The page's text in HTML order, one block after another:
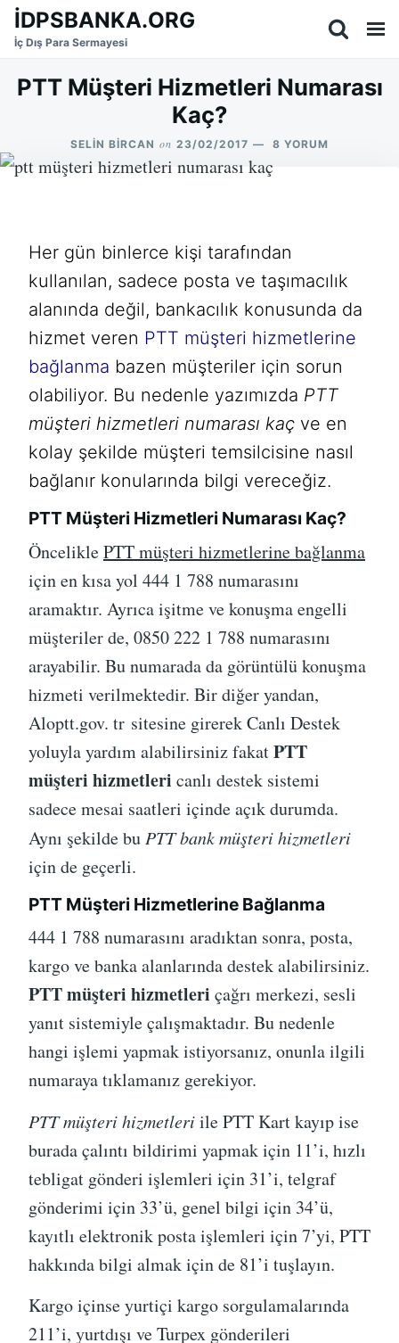
SkipSearch
for:
İDPSBANKA.ORG
İç Dış Para Sermayesi
PTT Müşteri Hizmetleri Numarası
Kaç?
SELIN BIRCAN on 23/02/2017
PTT
HIZMETLERI
8 YORUM
Her gün binlerce kişi tarafından
kullanılan, sadece posta ve taşımacılık
alanında değil, bankacılık konusunda da
hizmet veren PTT müşteri hizmetlerine
bağlanma bazen müşteriler için sorun
olabiliyor. Bu nedenle yazımızda PTT
müşteri hizmetleri numarası kaç ve en
kolay şekilde müşteri temsilcisine nasıl
bağlanır konularında bilgi vereceğiz.
PTT Müşteri Hizmetleri Numarası Kaç?
ÖnceliklePTT müşteri hizmetlerine bağlanma
için en kısa yol 444 1 788 numarasını
aramaktır. Ayrıca işitme ve konuşma engelli
müşteriler de, 0850 222 1 788 numarasını
arayabilir. Bu numarada da görüntülü konuşma
hizmeti verilmektedir. Bir diğer yandan,
Aloptt.gov. tr sitesine girerek Canlı Destek
yoluyla yardım alabilirsiniz fakatPTT
müşteri hizmetleri canlı destek sistemi
sadece mesai saatleri içinde açık durumda.
Aynı şekilde bu PTT bank müşteri hizmetleri
için de geçerli.
PTT Müşteri Hizmetlerine Bağlanma
444 1 788 numarasını aradıktan sonra, posta,
kargo ve banka alanlarında destek alabilirsiniz.
PTT müşteri hizmetleri çağrı merkezi, sesli
yanıt sistemiyle çalışmaktadır. Bu nedenle
hangi işlemi yapmak istiyorsanız, onunla ilgili
numaraya tıklamanız gerekiyor.
PTT müşteri hizmetleriile PTT Kart kayıp ise
burada çalıntı bildirimi yapmak için 11’i, hızlı
tebligat gönderi işlemleri için 31’i, telgraf
gönderimi için 33’ü, genel bilgi için 34’ü,
kayıtlı elektronik posta işlemleri için 7’yi, PTT
hakkında bilgi almak için de 81’i tuşlayın.
Kargo içinse yurtiçi kargo sorgulamalarında
211’i, yurtdışı ve Turpex gönderileri